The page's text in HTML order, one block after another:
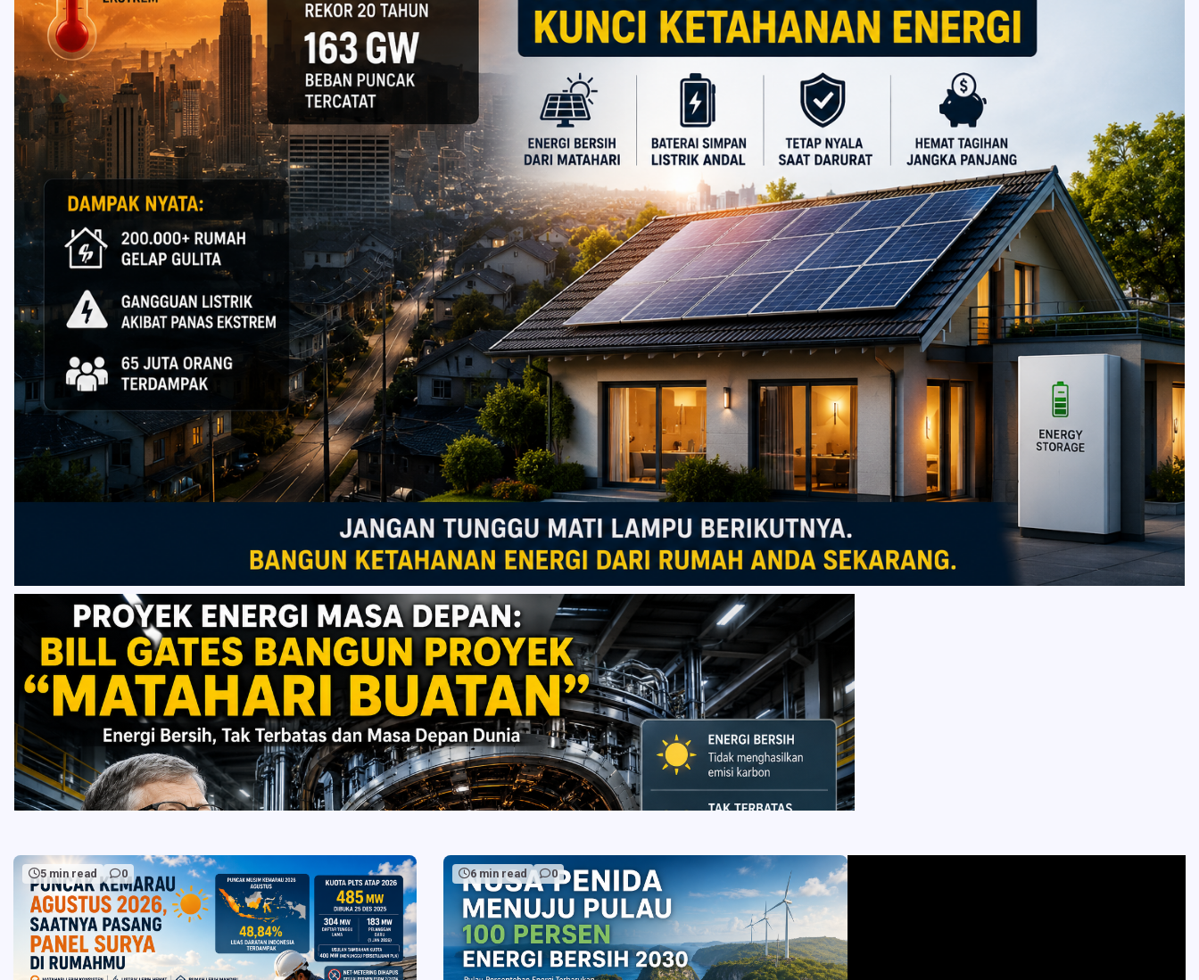
5 min read 0 6 min read 0
Pemutar
Video